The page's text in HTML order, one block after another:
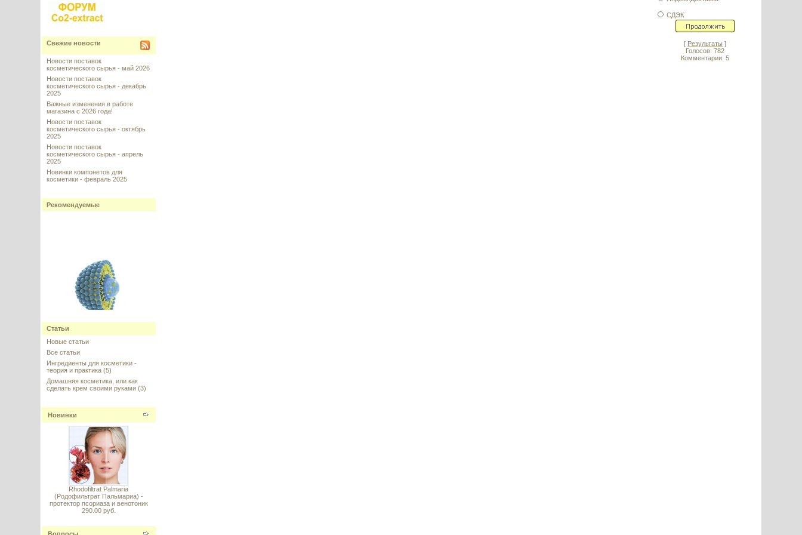
Свежие новости
Новости поставок
косметического сырья - май 2026
Новости поставок
косметического сырья - декабрь
2025
Важные изменения в работе
магазина с 2026 года!
Новости поставок
косметического сырья - октябрь
2025
Новости поставок
косметического сырья - апрель
2025
Новинки компонетов для
косметики - февраль 2025
Рекомендуемые
10%
---------
Энзимный фруктовый
концентрат для шампуней
---------
Dragon's Blood (Дракона кровь)
Статьи
Новые статьи
Все статьи
Ингредиенты для косметики -
теория и практика(5)
Домашняя косметика, или как
сделать крем своими руками(3)
Новинки
Rhodofiltrat Palmaria
(Родофильтрат Пальмариа) -
протектор псориаза и венотоник
290.00 руб.
СДЭК
[ Результаты ]
Голосов: 782
Комментарии: 5